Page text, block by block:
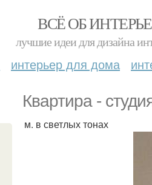
ВСЁ ОБ
лучшие идеи для дизайна
интерьер для дома
Квартира -
м. в светлых тонах